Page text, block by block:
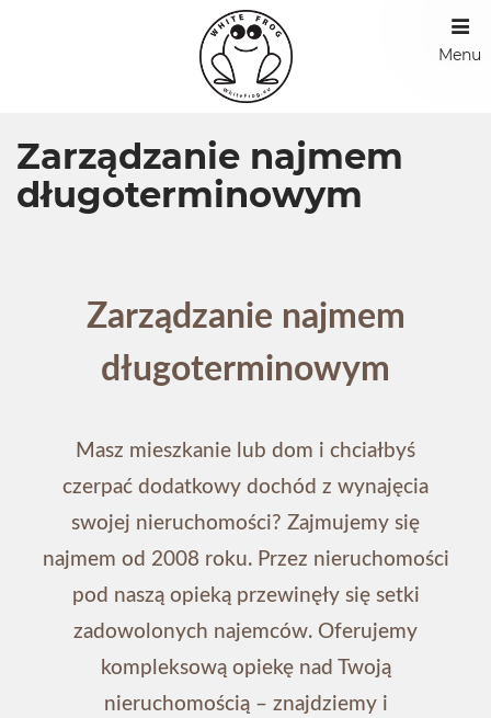
Menu
Zarządzanie najmem
długoterminowym
Zarządzanie najmem
długoterminowym
Masz mieszkanie lub dom i chciałbyś
czerpać dodatkowy dochód z wynajęcia
swojej nieruchomości? Zajmujemy się
najmem od 2008 roku. Przez nieruchomości
pod naszą opieką przewinęły się setki
zadowolonych najemców. Oferujemy
kompleksową opiekę nad Twoją
nieruchomością – znajdziemy i